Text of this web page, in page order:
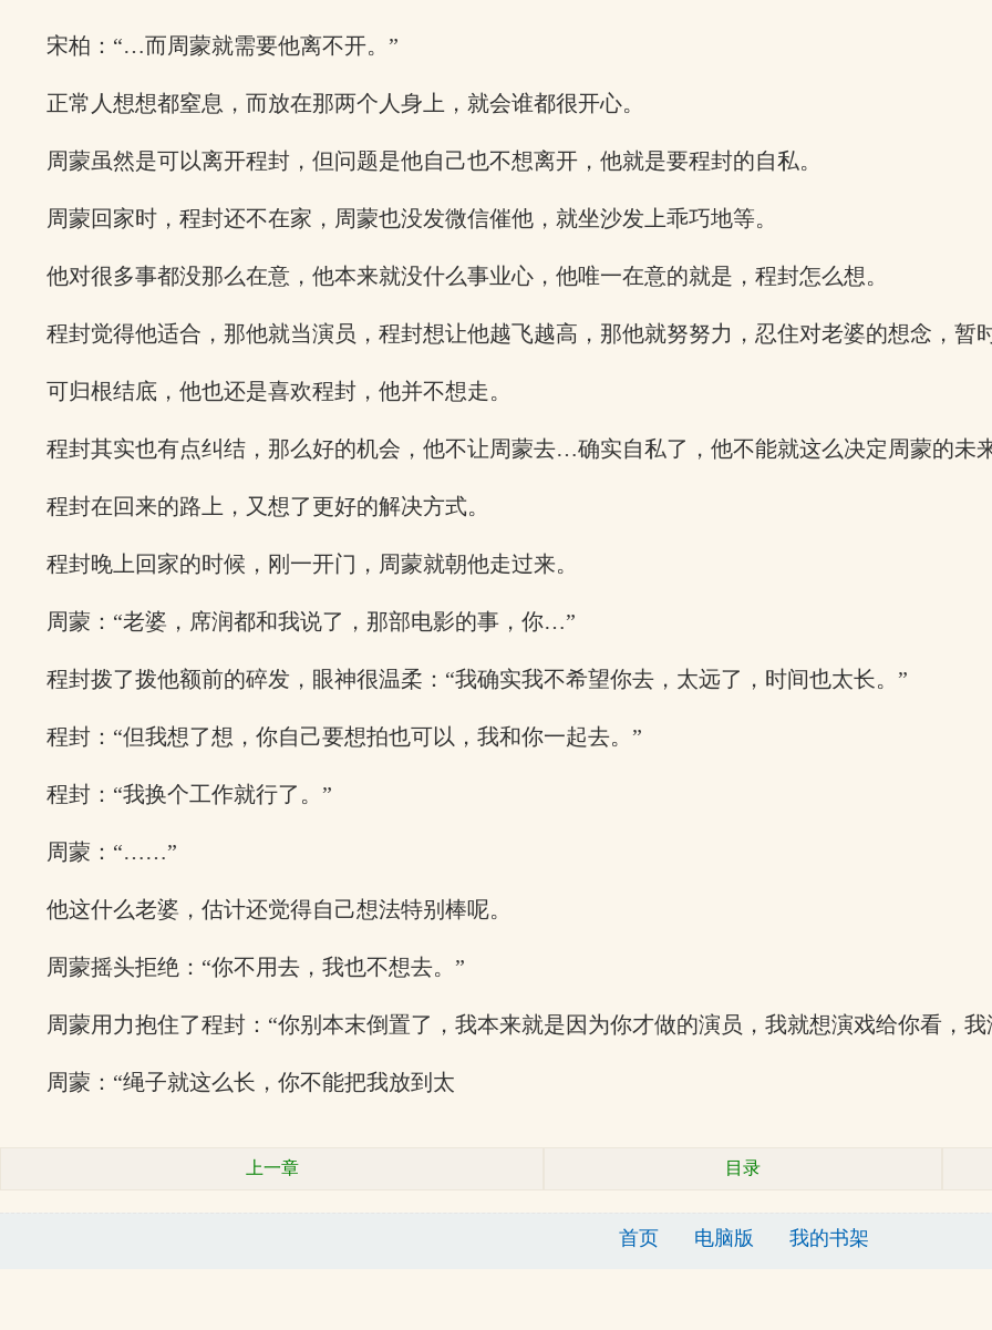
宋柏：“…而周蒙就需要他离不开。”
正常人想想都窒息，而放在那两个人身上，就会谁都很开心。
周蒙虽然是可以离开程封，但问题是他自己也不想离开，他就是要程封的自私。
周蒙回家时，程封还不在家，周蒙也没发微信催他，就坐沙发上乖巧地等。
他对很多事都没那么在意，他本来就没什么事业心，他唯一在意的就是，程封怎么想。
程封觉得他适合，那他就当演员，程封想让他越飞越高，那他就努努力，忍住对老婆的想念，暂
可归根结底，他也还是喜欢程封，他并不想走。
程封其实也有点纠结，那么好的机会，他不让周蒙去…确实自私了，他不能就这么决定周蒙的
程封在回来的路上，又想了更好的解决方式。
程封晚上回家的时候，刚一开门，周蒙就朝他走过来。
周蒙：“老婆，席润都和我说了，那部电影的事，你…”
程封拨了拨他额前的碎发，眼神很温柔：“我确实我不希望你去，太远了，时间也太长。”
程封：“但我想了想，你自己要想拍也可以，我和你一起去。”
程封：“我换个工作就行了。”
周蒙：“……”
他这什么老婆，估计还觉得自己想法特别棒呢。
周蒙摇头拒绝：“你不用去，我也不想去。”
周蒙用力抱住了程封：“你别本末倒置了，我本来就是因为你才做的演员，我就想演戏给你看，
周蒙：“绳子就这么长，你不能把我放到太
上一章 目录
首页 电脑版 我的书架